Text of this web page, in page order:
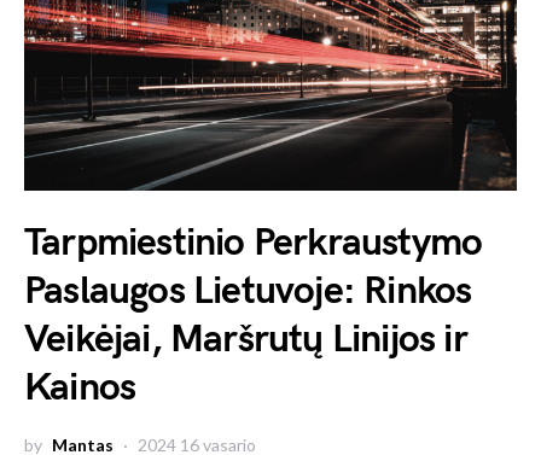
Tarpmiestinio Perkraustymo
Paslaugos Lietuvoje: Rinkos
Veikėjai, Maršrutų Linijos ir
Kainos
by Mantas 2024 16 vasario